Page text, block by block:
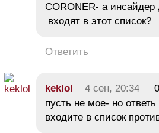
CORONER- а
входят в этот список?
Ответить
keklol 4 сен, 20:34
0
пусть не мое- но
входите в список